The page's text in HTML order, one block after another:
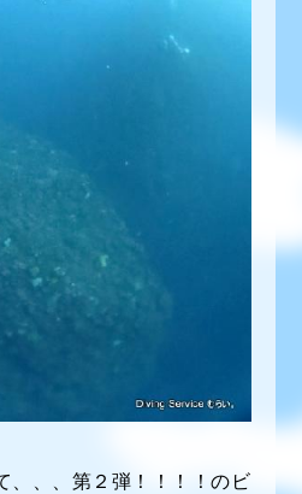
、、、第２弾！！！！のビ